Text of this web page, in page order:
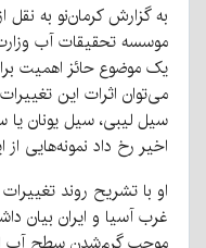
به گزارش کرمان‌نو به نقل
موسسه تحقیقات آب وزارت
یک موضوع حائز اهمیت
می‌توان اثرات این
سیل لیبی، سیل یونان
اخیر رخ داد نمونه‌هایی
او با تشریح روند
غرب آسیا و ایران بیان